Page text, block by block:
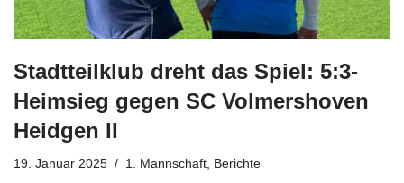
Stadtteilklub dreht das Spiel: 5:3-
Heimsieg gegen SC Volmershoven
Heidgen II
19. Januar 2025 1. Mannschaft, Berichte